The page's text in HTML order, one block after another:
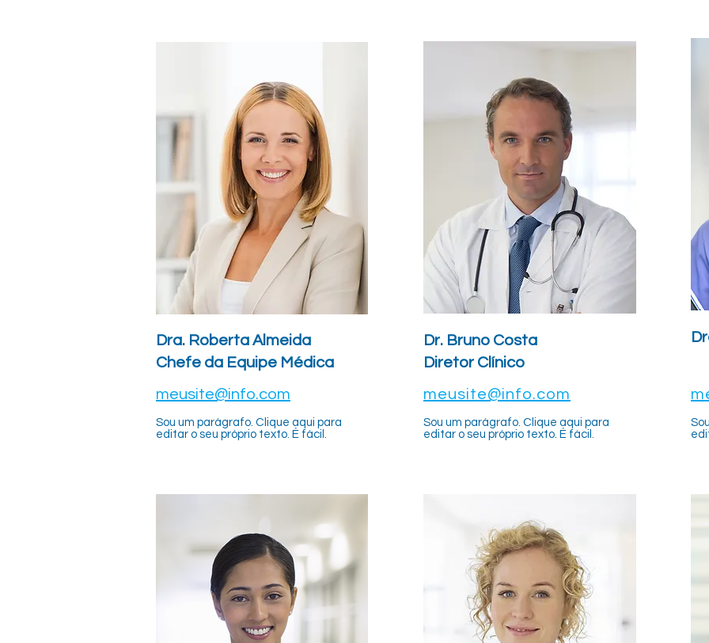
Dra. Roberta Almeida
Chefe da Equipe Médica
meusite@info.com
Sou um parágrafo. Clique aqui para
editar o seu próprio texto. É fácil.
Dr. Bruno Costa
Diretor Clínico
meusite@info.com
Sou um parágrafo. Clique aqui para
editar o seu próprio texto. É fácil.